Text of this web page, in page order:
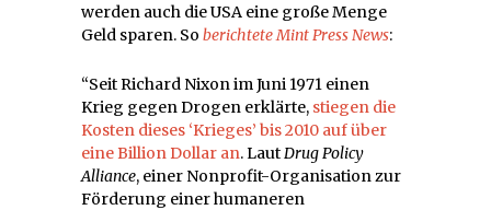
werden auch die USA eine große Menge
Geld sparen. So berichtete Mint Press News:
“Seit Richard Nixon im Juni 1971 einen
Krieg gegen Drogen erklärte, stiegen die
Kosten dieses ‘Krieges’ bis 2010 auf über
eine Billion Dollar an. LautDrug Policy
Alliance, einer Nonprofit-Organisation zur
Förderung einer humaneren